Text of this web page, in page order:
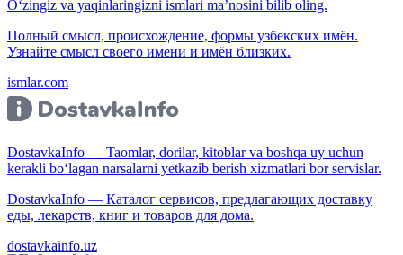
O‘zingiz va yaqinlaringizni ismlari ma’nosini bilib oling.
Полный смысл, происхождение, формы узбекских имён.
Узнайте смысл своего имени и имён близких.
ismlar.com
DostavkaInfo — Taomlar, dorilar, kitoblar va boshqa uy uchun
kerakli bo‘lagan narsalarni yetkazib berish xizmatlari bor servislar.
DostavkaInfo — Каталог сервисов, предлагающих доставку
еды, лекарств, книг и товаров для дома.
dostavkainfo.uz